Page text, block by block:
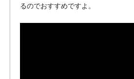
るのでおすすめですよ。